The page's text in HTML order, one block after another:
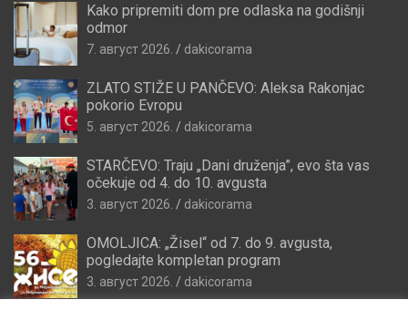
Kako pripremiti dom pre odlaska na godišnji
odmor
7. август 2026. dakicorama
ZLATO STIŽE U PANČEVO: Aleksa Rakonjac
pokorio Evropu
5. август 2026. dakicorama
STARČEVO: Traju „Dani druženja”, evo šta vas
očekuje od 4. do 10. avgusta
3. август 2026. dakicorama
OMOLJICA: „Žisel“ od 7. do 9. avgusta,
pogledajte kompletan program
3. август 2026. dakicorama